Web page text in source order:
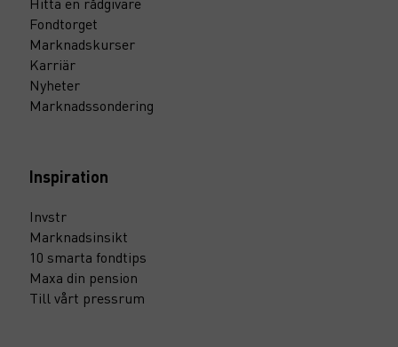
Fondtorget
Marknadskurser
Karriär
Nyheter
Marknadssondering
Inspiration
Invstr
Marknadsinsikt
10 smarta fondtips
Maxa din pension
Till vårt pressrum